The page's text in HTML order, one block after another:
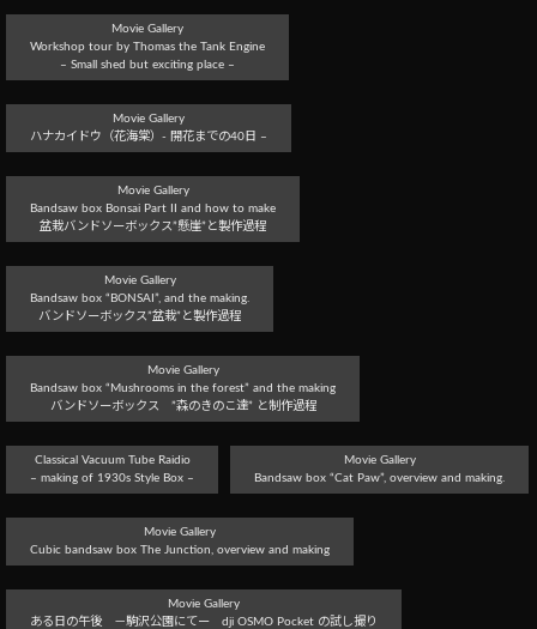
Movie Gallery
Workshop tour by Thomas the Tank Engine
– Small shed but exciting place –
Movie Gallery
ハナカイドウ（花海棠）- 開花までの40日 –
Movie Gallery
Bandsaw box Bonsai Part II and how to make
盆栽バンドソーボックス”懸崖”と製作過程
Movie Gallery
Bandsaw box “BONSAI”, and the making.
バンドソーボックス”盆栽”と製作過程
Movie Gallery
Bandsaw box “Mushrooms in the forest” and the making
バンドソーボックス ”森のきのこ達” と制作過程
Classical Vacuum Tube Raidio
– making of 1930s Style Box –
Movie Gallery
Bandsaw box “Cat Paw”, overview and making.
Movie Gallery
Cubic bandsaw box The Junction, overview and making
Movie Gallery
ある日の午後 －駒沢公園にてー dji OSMO Pocket の試し撮り